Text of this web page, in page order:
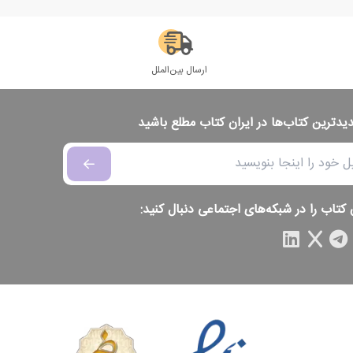
ارسال بین‌الملل
کتاب‌ها در ایران کتاب مطلع باشید
کتاب را در شبکه‌های اجتماعی دنبال کنید: